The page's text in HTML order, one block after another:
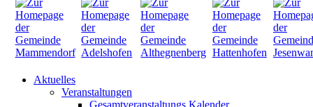
Aktuelles
Veranstaltungen
Gesamtveranstaltungs Kalender